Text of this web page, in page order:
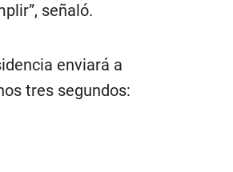
señaló.
enviará a
tres segundos: